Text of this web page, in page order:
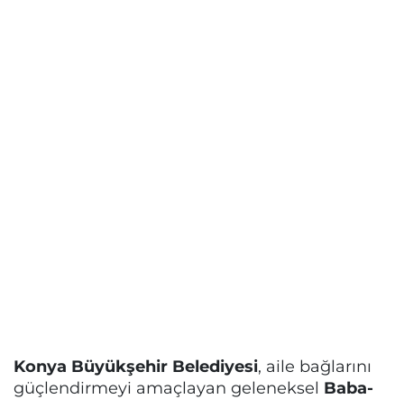
Konya Büyükşehir Belediyesi, aile bağlarını
güçlendirmeyi amaçlayan geleneksel Baba-